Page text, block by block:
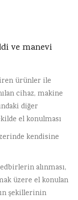
ve manevi
ürünler ile
cihaz, makine
diğer
el konulması
kendisine
alınması,
üzere el konulan
şekillerinin